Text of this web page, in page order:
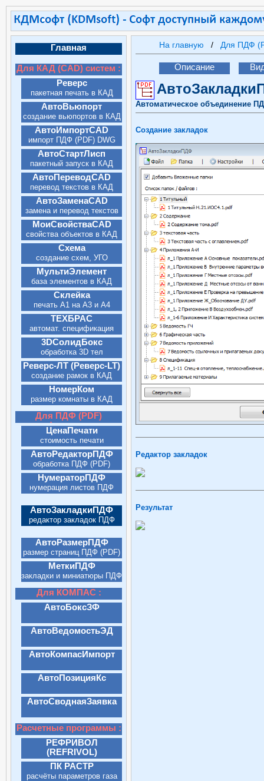
Главная
Для КАД (CAD) систем :
Реверс
пакетная печать в КАД
(CAD)
АвтоВьюпорт
создание вьюпортов в КАД
(CAD)
АвтоИмпортCAD
импорт ПДФ (PDF) DWG
DXF в КАД (CAD)
АвтоСтартЛисп
пакетный запуск в КАД
(CAD)
АвтоПереводCAD
перевод текстов в КАД
(CAD)
АвтоЗаменаCAD
замена и перевод текстов
МоиСвойстваCAD
свойства объектов в КАД
(CAD)
Схема
создание схем, УГО
МультиЭлемент
база элементов в КАД
(CAD)
Склейка
печать А1 на А3 и А4
ТЕХБРАС
автомат. спецификация
3DСолидБокс
обработка 3D тел
Реверс-ЛТ (Реверс-LT)
создание рамок в КАД
(CAD)
НомерКом
размер комнаты в КАД
Для ПДФ (PDF)
формата :
ЦенаПечати
стоимость печати
АвтоРедакторПДФ
обработка ПДФ (PDF)
НумераторПДФ
нумерация листов ПДФ
АвтоЗакладкиПДФ
редактор закладок ПДФ
АвтоРазмерПДФ
размер страниц ПДФ (PDF)
МеткиПДФ
закладки и миниатюры ПДФ
Для КОМПАС :
АвтоБоксЗФ
АвтоВедомостьЭД
АвтоКомпасИмпорт
АвтоПозицияКс
АвтоСводнаяЗаявка
Расчетные программы :
РЕФРИВОЛ
(REFRIVOL)
расчет кол-ва хладагента
ПК РАСТР
расчёты параметров газа
На главную Для ПДФ
Описание
Автоматическое объединение
Создание закладок
Редактор закладок
Результат